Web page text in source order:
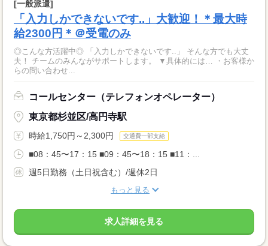
[一般派遣]
「入力しかできないです..」大歓迎！＊最大時
給2300円＊＠受電のみ
◎こんな方活躍中◎ 「入力しかできないです..」 そんな方でも大丈
夫！ チームのみんながサポートします。 ▼具体的には… ・お客様か
らの問い合わせ...
コールセンター（テレフォンオペレーター）
東京都杉並区/高円寺駅
時給1,750円～2,300円 交通費一部支給
■08：45〜17：15 ■09：45〜18：15 ■11：...
週5日勤務（土日祝含む）/週休2日
もっと見る
求人詳細を見る